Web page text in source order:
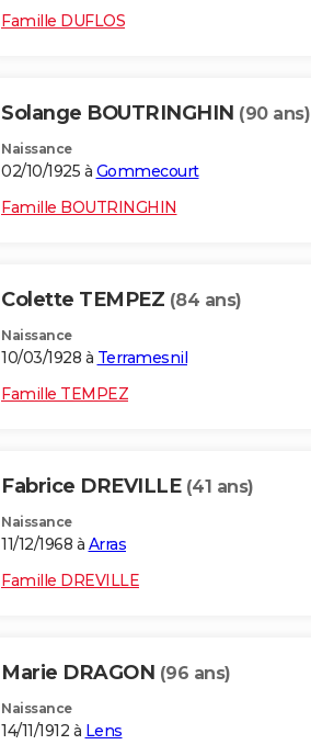
Famille DUFLOS
Solange BOUTRINGHIN (90 ans)
Naissance
02/10/1925 à Gommecourt
Famille BOUTRINGHIN
Colette TEMPEZ (84 ans)
Naissance
10/03/1928 à Terramesnil
Famille TEMPEZ
Fabrice DREVILLE (41 ans)
Naissance
11/12/1968 à Arras
Famille DREVILLE
Marie DRAGON (96 ans)
Naissance
14/11/1912 à Lens